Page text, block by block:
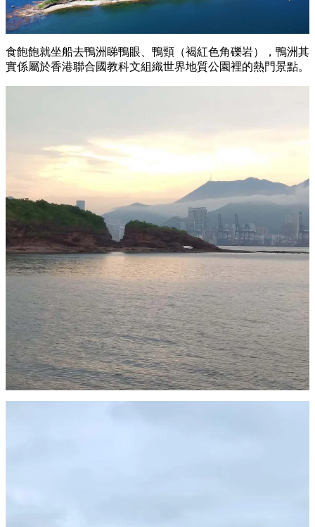
食飽飽就坐船去鴨洲睇鴨眼、鴨頸（褐紅色角礫岩），鴨洲其
實係屬於香港聯合國教科文組織世界地質公園裡的熱門景點。